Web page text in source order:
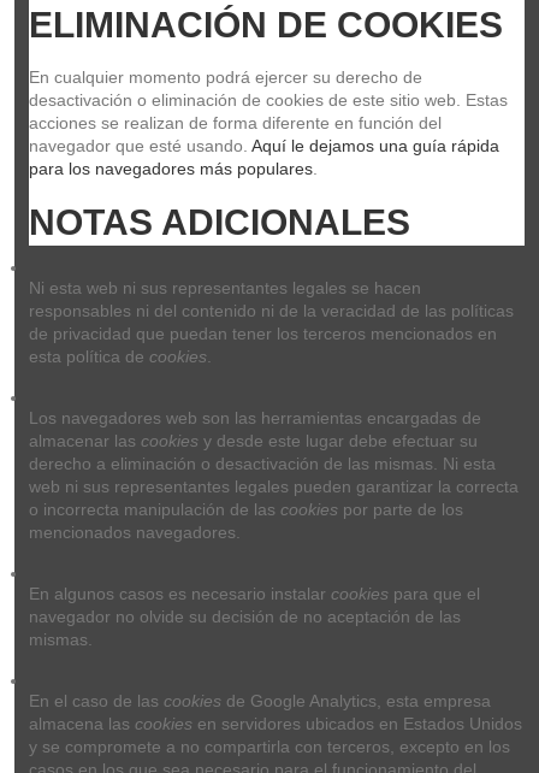
ELIMINACIÓN DE COOKIES
En cualquier momento podrá ejercer su derecho de
desactivación o eliminación de cookies de este sitio web. Estas
acciones se realizan de forma diferente en función del
navegador que esté usando. Aquí le dejamos una guía rápida
para los navegadores más populares
NOTAS ADICIONALES
Ni esta web ni sus representantes legales se hacen
responsables ni del contenido ni de la veracidad de las políticas
de privacidad que puedan tener los terceros mencionados en
esta política de cookies.
Los navegadores web son las herramientas encargadas de
almacenar las cookies y desde este lugar debe efectuar su
derecho a eliminación o desactivación de las mismas. Ni esta
web ni sus representantes legales pueden garantizar la correcta
o incorrecta manipulación de las cookies por parte de los
mencionados navegadores.
En algunos casos es necesario instalar cookies para que el
navegador no olvide su decisión de no aceptación de las
mismas.
En el caso de las cookies de Google Analytics, esta empresa
almacena las cookies en servidores ubicados en Estados Unidos
y se compromete a no compartirla con terceros, excepto en los